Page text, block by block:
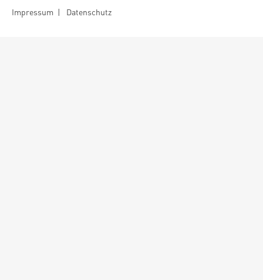
Impressum | Datenschutz